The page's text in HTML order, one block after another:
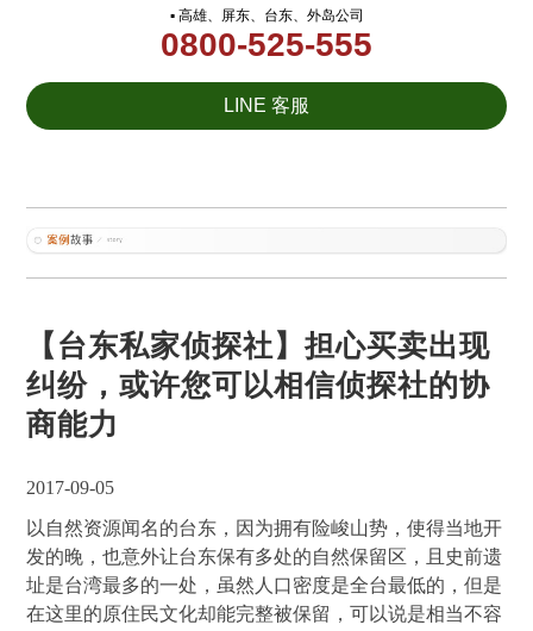
▪ 高雄、屏东、台东、外岛公司
0800-525-555
LINE 客服
【台东私家侦探社】担心买卖出现
纠纷，或许您可以相信侦探社的协
商能力
2017-09-05
以自然资源闻名的台东，因为拥有险峻山势，使得当地开
发的晚，也意外让台东保有多处的自然保留区，且史前遗
址是台湾最多的一处，虽然人口密度是全台最低的，但是
在这里的原住民文化却能完整被保留，可以说是相当不容